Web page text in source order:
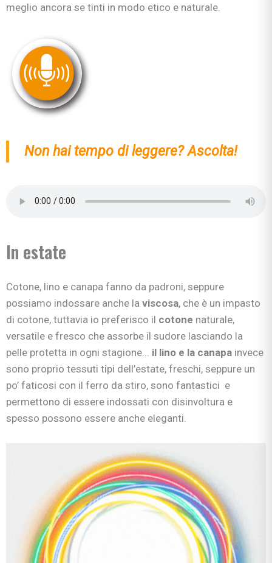
meglio ancora se tinti in modo etico e naturale.
Non hai tempo di leggere? Ascolta!
In estate
Cotone, lino e canapa fanno da padroni, seppure
possiamo indossare anche la viscosa, che è un impasto
di cotone, tuttavia io preferisco il cotone naturale,
versatile e fresco che assorbe il sudore lasciando la
pelle protetta in ogni stagione... il lino e la canapa invece
sono proprio tessuti tipi dell’estate, freschi, seppure un
po’ faticosi con il ferro da stiro, sono fantastici e
permettono di essere indossati con disinvoltura e
spesso possono essere anche eleganti.